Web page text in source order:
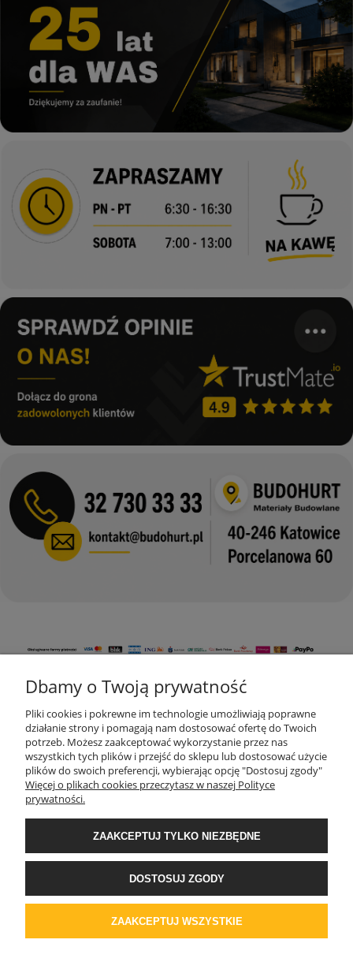
KONTAKT
MOJE KONTO
DOSTAWA I PŁATNOŚĆ
REGULAMINY
Dbamy o Twoją prywatność
Pliki cookies i pokrewne im technologie umożliwiają poprawne
działanie strony i pomagają nam dostosować ofertę do Twoich
potrzeb. Możesz zaakceptować wykorzystanie przez nas
wszystkich tych plików i przejść do sklepu lub dostosować użycie
plików do swoich preferencji, wybierając opcję "Dostosuj zgody"
Więcej o plikach cookies przeczytasz w naszej Polityce
prywatności.
ZAAKCEPTUJ TYLKO NIEZBĘDNE
DOSTOSUJ ZGODY
ZAAKCEPTUJ WSZYSTKIE